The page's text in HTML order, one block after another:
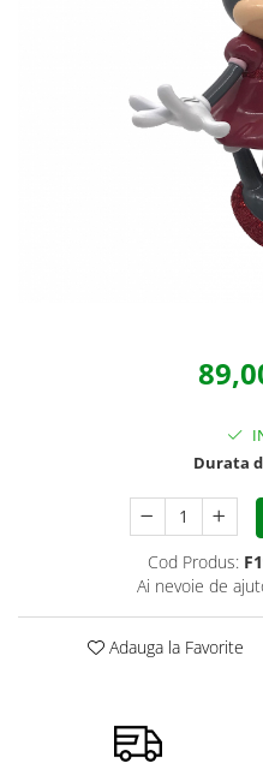
Durata
Cod Produs:
Ai nevoie de
Adauga la Favorite